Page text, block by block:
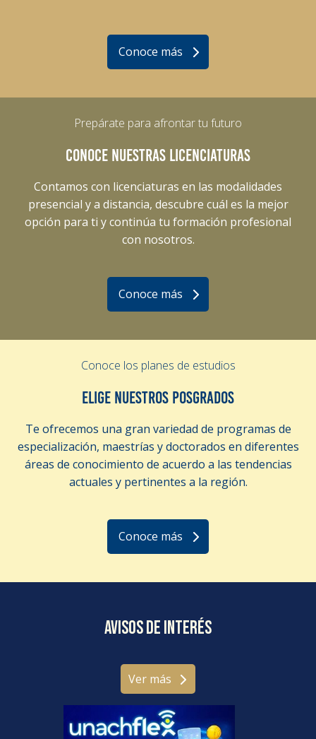
Conoce más
Prepárate para afrontar tu futuro
CONOCE NUESTRAS LICENCIATURAS
Contamos con licenciaturas en las modalidades
presencial y a distancia, descubre cuál es la mejor
opción para ti y continúa tu formación profesional
con nosotros.
Conoce más
Conoce los planes de estudios
ELIGE NUESTROS POSGRADOS
Te ofrecemos una gran variedad de programas de
especialización, maestrías y doctorados en diferentes
áreas de conocimiento de acuerdo a las tendencias
actuales y pertinentes a la región.
Conoce más
Avisos de interés
Ver más